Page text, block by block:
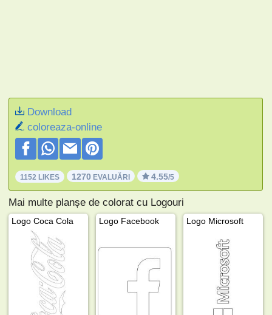
Download
coloreaza-online
1152 LIKES 1270 EVALUĂRI 4.55/5
Mai multe planșe de colorat cu Logouri
Logo Coca Cola Logo Facebook Logo Microsoft